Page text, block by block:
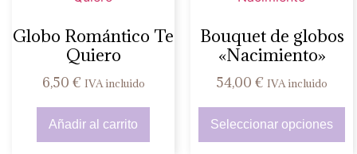
Globo Romántico Te
Quiero
6,50 € IVA incluido
Añadir al carrito
Bouquet de globos
«Nacimiento»
54,00 € IVA incluido
Seleccionar opciones